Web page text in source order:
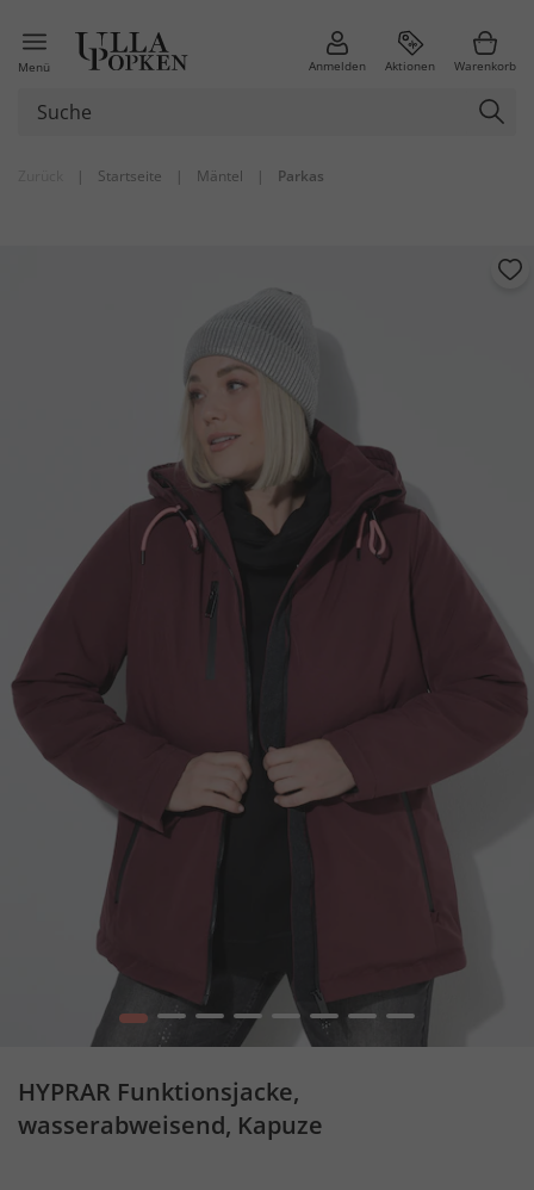
Menü Anmelden Aktionen Warenkorb
| Startseite | Mäntel | Parkas
1 2 3 4 5 6 7 8
HYPRAR Funktionsjacke,
wasserabweisend, Kapuze